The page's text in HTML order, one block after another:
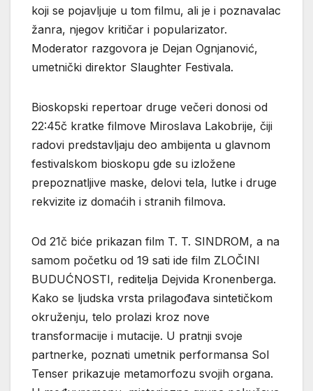
koji se pojavljuje u tom filmu, ali je i poznavalac
žanra, njegov kritičar i popularizator.
Moderator razgovora je Dejan Ognjanović,
umetnički direktor Slaughter Festivala.
Bioskopski repertoar druge večeri donosi od
22:45č kratke filmove Miroslava Lakobrije, čiji
radovi predstavljaju deo ambijenta u glavnom
festivalskom bioskopu gde su izložene
prepoznatljive maske, delovi tela, lutke i druge
rekvizite iz domaćih i stranih filmova.
Od 21č biće prikazan film T. T. SINDROM, a na
samom početku od 19 sati ide film ZLOČINI
BUDUĆNOSTI, reditelja Dejvida Kronenberga.
Kako se ljudska vrsta prilagođava sintetičkom
okruženju, telo prolazi kroz nove
transformacije i mutacije. U pratnji svoje
partnerke, poznati umetnik performansa Sol
Tenser prikazuje metamorfozu svojih organa.